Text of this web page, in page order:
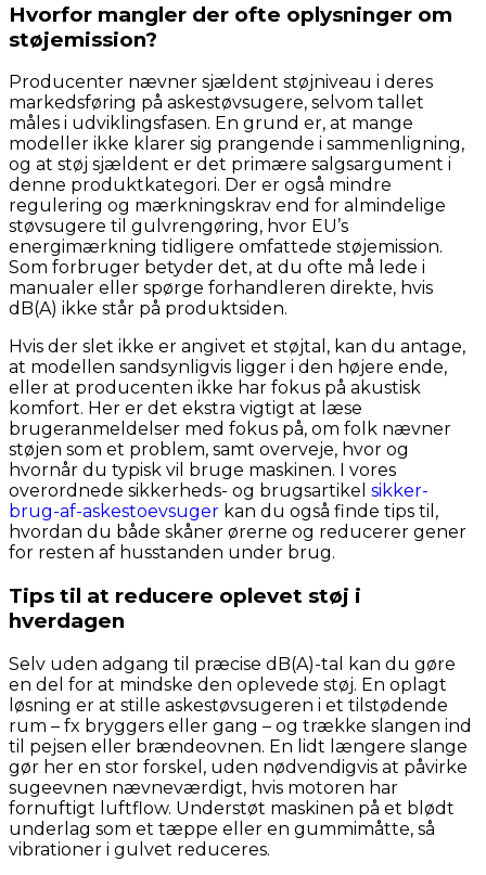
Hvorfor mangler der ofte oplysninger om
støjemission?
Producenter nævner sjældent støjniveau i deres
markedsføring på askestøvsugere, selvom tallet
måles i udviklingsfasen. En grund er, at mange
modeller ikke klarer sig prangende i sammenligning,
og at støj sjældent er det primære salgsargument i
denne produktkategori. Der er også mindre
regulering og mærkningskrav end for almindelige
støvsugere til gulvrengøring, hvor EU’s
energimærkning tidligere omfattede støjemission.
Som forbruger betyder det, at du ofte må lede i
manualer eller spørge forhandleren direkte, hvis
dB(A) ikke står på produktsiden.
Hvis der slet ikke er angivet et støjtal, kan du antage,
at modellen sandsynligvis ligger i den højere ende,
eller at producenten ikke har fokus på akustisk
komfort. Her er det ekstra vigtigt at læse
brugeranmeldelser med fokus på, om folk nævner
støjen som et problem, samt overveje, hvor og
hvornår du typisk vil bruge maskinen. I vores
overordnede sikkerheds- og brugsartikel sikker-
brug-af-askestoevsuger kan du også finde tips til,
hvordan du både skåner ørerne og reducerer gener
for resten af husstanden under brug.
Tips til at reducere oplevet støj i
hverdagen
Selv uden adgang til præcise dB(A)-tal kan du gøre
en del for at mindske den oplevede støj. En oplagt
løsning er at stille askestøvsugeren i et tilstødende
rum – fx bryggers eller gang – og trække slangen ind
til pejsen eller brændeovnen. En lidt længere slange
gør her en stor forskel, uden nødvendigvis at påvirke
sugeevnen nævneværdigt, hvis motoren har
fornuftigt luftflow. Understøt maskinen på et blødt
underlag som et tæppe eller en gummimåtte, så
vibrationer i gulvet reduceres.